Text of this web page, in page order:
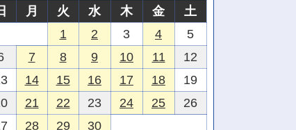
月 火 水 木 金
土
1
2 3 4
5
7 8 9 10 11
12
14 15 16 17 18
19
21 22 23 24 25
26
28 29 30